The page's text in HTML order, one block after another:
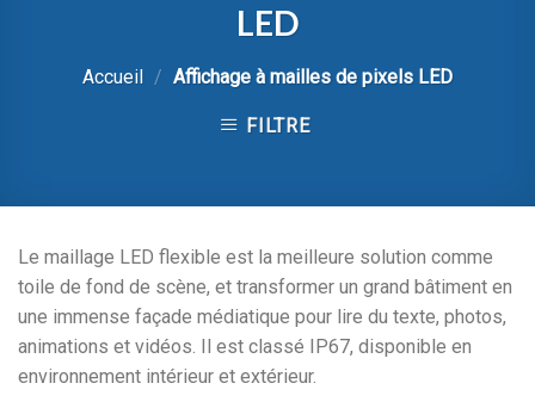
LED
Accueil / Affichage à mailles de pixels LED
FILTRE
Le maillage LED flexible est la meilleure solution comme
toile de fond de scène, et transformer un grand bâtiment en
une immense façade médiatique pour lire du texte, photos,
animations et vidéos. Il est classé IP67, disponible en
environnement intérieur et extérieur.